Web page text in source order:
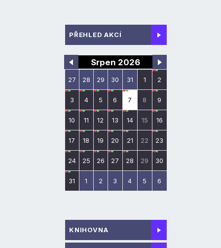
PŘEHLED AKCÍ
Srpen 2026
27 28 29 30 31 1 2
3 4 5 6 7 8 9
10 11 12 13 14 15 16
17 18 19 20 21 22 23
24 25 26 27 28 29 30
31 1 2 3 4 5 6
KNIHOVNA